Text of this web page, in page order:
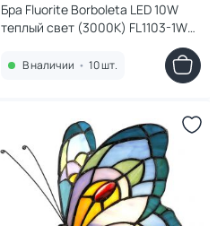
Бра Fluorite Borboleta LED 10W
теплый свет (3000K) FL1103-1W4
В наличии • 10 шт.